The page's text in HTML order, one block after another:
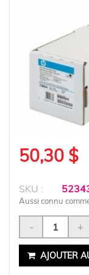
50,30 $
SKU :
Aussi connu
- +
AJOUTER